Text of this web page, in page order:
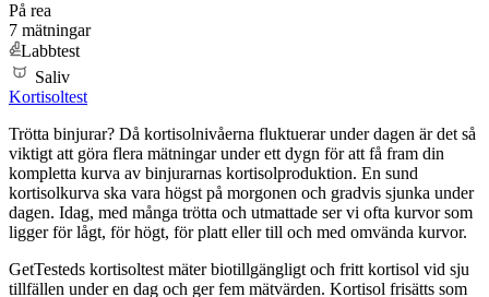
På rea
7 mätningar
Labbtest
Saliv
Kortisoltest
Trötta binjurar? Då kortisolnivåerna fluktuerar under dagen är det så
viktigt att göra flera mätningar under ett dygn för att få fram din
kompletta kurva av binjurarnas kortisolproduktion. En sund
kortisolkurva ska vara högst på morgonen och gradvis sjunka under
dagen. Idag, med många trötta och utmattade ser vi ofta kurvor som
ligger för lågt, för högt, för platt eller till och med omvända kurvor.
GetTesteds kortisoltest mäter biotillgängligt och fritt kortisol vid sju
tillfällen under en dag och ger fem mätvärden. Kortisol frisätts som